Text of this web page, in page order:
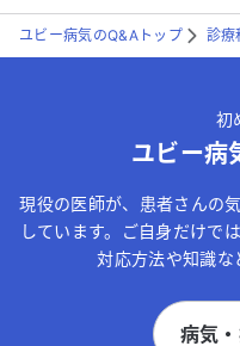
ユビー病気のQ&Aトップ 診療
初
ユビー病
現役の医師が、患者さんの
しています。ご自身だけで
対応方法や知識な
病気